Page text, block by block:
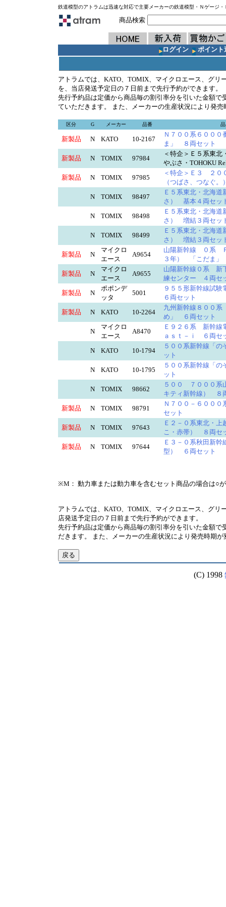
鉄道模型のアトラムは迅速な対応で主要メーカーの鉄道模型・Ｎゲージ
商品検索
ログイン ポイント
アトラムでは、KATO、TOMIX、マイクロエース、グ
を、当店発送予定日の７日前まで先行予約ができます。
先行予約品は定価から商品毎の割引率分を引いた金額
ていただきます。 また、メーカーの生産状況により発
区分 G メーカー 品番
新製品 N KATO 10-2167
Ｎ７００系６０００
ま」 ８両セット
新製品
N TOMIX 97984
＜特企＞Ｅ５系東北
やぶさ・TOHOKU
新製品
N TOMIX 97985
＜特企＞Ｅ３ ２０
（つばさ、つなぐ
N
TOMIX 98497
Ｅ５系東北・北海道
さ） 基本４両セ
N
TOMIX 98498
Ｅ５系東北・北海道
さ） 増結３両セ
N
TOMIX 98499
Ｅ５系東北・北海道
さ） 増結３両セ
新製品
N
マイクロ
エース
A9654
山陽新幹線 ０系
３年） 「こだま
新製品
N
マイクロ
エース
A9655
山陽新幹線０系 新
練センター ４両
新製品
N
ポポンデ
ッタ
5001
９５５形新幹線試
６両セット
新製品
N KATO 10-2264
九州新幹線８００系
め」 ６両セット
N
マイクロ
エース
A8470
Ｅ９２６系 新幹線
ａｓｔ－ｉ ６両
N
KATO 10-1794
５００系新幹線「
ット
N
KATO 10-1795
５００系新幹線「
ット
N
TOMIX 98662
５００ ７０００系
キティ新幹線）
新製品
N TOMIX 98791
Ｎ７００－６００
セット
新製品
N TOMIX 97643
Ｅ２－０系東北・上
こ・赤帯） ８両
新製品
N TOMIX 97644
Ｅ３－０系秋田新幹
型） ６両セット
※M： 動力車または動力車を含むセット商品の場合は○
アトラムでは、KATO、TOMIX、マイクロエース、グ
店発送予定日の７日前まで先行予約ができます。
先行予約品は定価から商品毎の割引率分を引いた金額
だきます。 また、メーカーの生産状況により発売時期
(C) 1998